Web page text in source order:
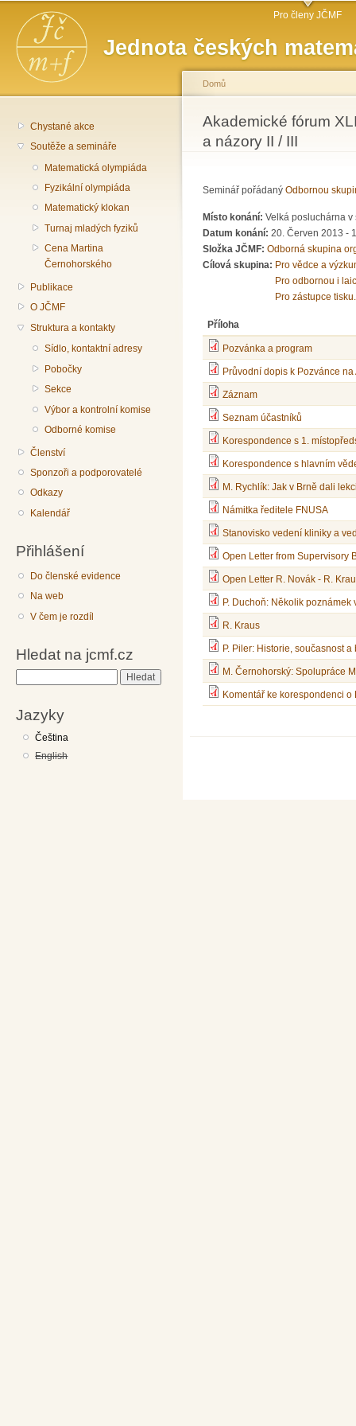
Jednota českých
Hlavní menu Pro členy JČMF
Chystané akce
Soutěže a semináře
Matematická olympiáda
Fyzikální olympiáda
Matematický klokan
Turnaj mladých fyziků
Cena Martina
Černohorského
Publikace
O JČMF
Struktura a kontakty
Sídlo, kontaktní adresy
Pobočky
Sekce
Výbor a kontrolní komise
Odborné komise
Členství
Sponzoři a podporovatelé
Odkazy
Kalendář
Přihlášení
Do členské evidence
Na web
V čem je rozdíl
Hledat na jcmf.cz
Jazyky
Čeština
English
Jste zde
Domů
Akademické fórum
a názory II / III
Seminář pořádaný Odbornou
Místo konání: Velká posluchárna v
Datum konání: 20. Červen 2013 -
Složka JČMF: Odborná skupina
Cílová skupina: Pro vědce a
Pro odbornou i
Pro zástupce tisku.
Příloha
Pozvánka a program
Průvodní dopis k Pozvánce
Záznam
Seznam účastníků
Korespondence s 1.
Korespondence s hlavním
M. Rychlík: Jak v Brně dali
Námitka ředitele FNUSA
Stanovisko vedení kliniky a
Open Letter from Supervisory
Open Letter R. Novák - R.
P. Duchoň: Několik
R. Kraus
P. Piler: Historie, současnost
M. Černohorský: Spolupráce
Komentář ke korespondenci o